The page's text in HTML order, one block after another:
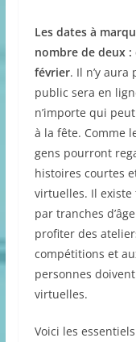
Les dates à
nombre de deux :
février. Il n’y
public sera en
n’importe qui
à la fête. Comme
gens pourront
histoires courtes
virtuelles. Il
par tranches
profiter des
compétitions et
personnes
virtuelles.
Voici les